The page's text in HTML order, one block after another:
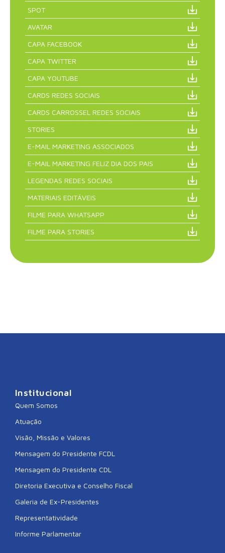
SPOT
AVATAR
CAPA FACEBOOK
CAPA TWITTER
CAPA YOUTUBE
CARDS REDES SOCIAIS
CARDS CARROSSEL REDES SOCIAIS
STORIES
E-MAIL MARKETING ASSOCIADOS
E-MAIL MARKETING FELIZ DIA DOS PAIS
LEGENDAS REDES SOCIAIS
MATERIAIS EDITÁVEIS
FILME PARA WHATSAPP
FILME PARA STORIES
Institucional
Quem Somos
Atuação
Visão, Missão e Valores
Mensagem do Presidente FCDL
Mensagem do Presidente CDL
Diretoria Executiva e Conselho Fiscal
Galeria de Ex-Presidentes
Representatividade
Informe Parlamentar